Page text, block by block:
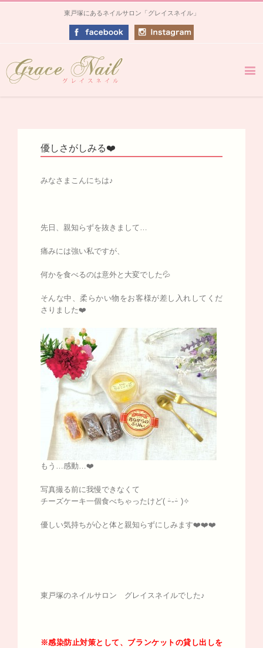
東戸塚にあるネイルサロン「グレイスネイル」
優しさがしみる❤️
みなさまこんにちは♪
先日、親知らずを抜きまして…
痛みには強い私ですが、
何かを食べるのは意外と大変でした💦
そんな中、柔らかい物をお客様が差し入れしてくだ
さりました❤️
もう…感動…❤️
写真撮る前に我慢できなくて
チーズケーキ一個食べちゃったけど( ｰ̀֊ｰ́ )✧︎
優しい気持ちが心と体と親知らずにしみます❤️❤️❤️
東戸塚のネイルサロン グレイスネイルでした♪
※感染防止対策として、ブランケットの貸し出しを